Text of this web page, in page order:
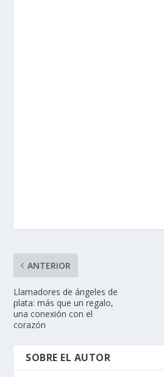
ANTERIOR
Llamadores de ángeles de
plata: más que un regalo,
una conexión con el
corazón
SOBRE EL AUTOR